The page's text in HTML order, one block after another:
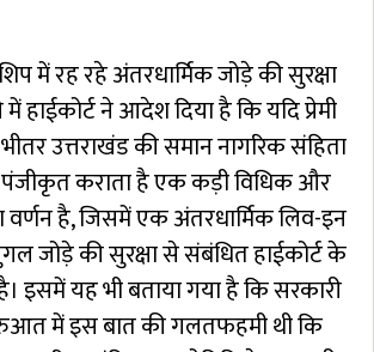
में रह रहे अंतरधार्मिक जोड़े की सुरक्षा
हाईकोर्ट ने आदेश दिया है कि यदि प्रेमी
उत्तराखंड की समान नागरिक संहिता
कराता है एक कड़ी विधिक और
वर्णन है, जिसमें एक अंतरधार्मिक लिव-इन
जोड़े की सुरक्षा से संबंधित हाईकोर्ट के
इसमें यह भी बताया गया है कि सरकारी
में इस बात की गलतफहमी थी कि